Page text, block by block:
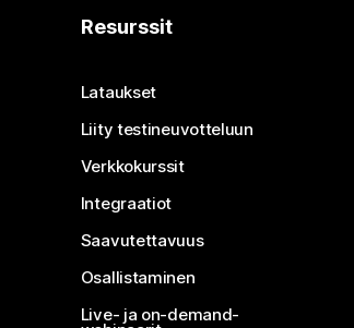
Resurssit
Lataukset
Liity testineuvotteluun
Verkkokurssit
Integraatiot
Saavutettavuus
Osallistaminen
Live- ja on-demand-